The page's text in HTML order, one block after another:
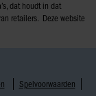
dat houdt in dat
retailers. Deze website
Spelvoorwaarden